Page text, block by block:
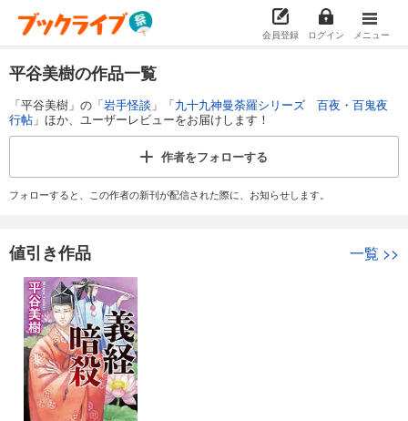
会員登録 ログイン メニュー
平谷美樹の作品一覧
「平谷美樹」の「岩手怪談 」「九十九神曼荼羅シリーズ 百夜・百鬼夜
行帖 」ほか、ユーザーレビューをお届けします！
作者をフォローする
フォローすると、この作者の新刊が配信された際に、お知らせします。
値引き作品 一覧 >>